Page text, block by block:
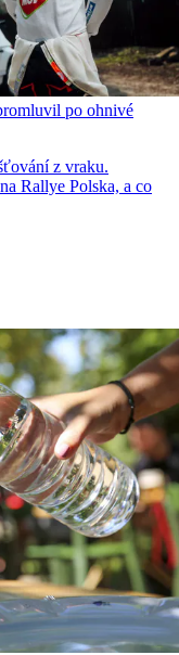
po ohnivé
z vraku.
Rallye Polska, a co